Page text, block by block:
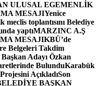
ULUSAL EGEMENLİK
MESAJIYenice
toplantısını Belediye
yaptıMARZINC A.Ş
MESAJIKBÜ’de
Belgeleri Takdim
Adayı Özkan
BulunduKarabük
AçıkladıSon
BAŞKAN